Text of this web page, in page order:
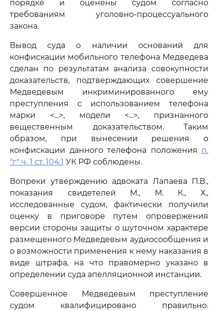
порядке и оценены судом согласно
требованиям уголовно-процессуального
закона.
Вывод суда о наличии оснований для
конфискации мобильного телефона Медведева
сделан по результатам анализа совокупности
доказательств, подтверждающих совершение
Медведевым инкриминированного ему
преступления с использованием телефона
марки <...>, модели <...>, признанного
вещественным доказательством. Таким
образом, при вынесении решения о
конфискации данного телефона положения п.
"г" ч. 1 ст. 104.1 УК РФ соблюдены.
Вопреки утверждению адвоката Лапаева П.В.,
показания свидетелей М., М. К., Х.,
исследованные судом, фактически получили
оценку в приговоре путем опровержения
версии стороны защиты о шуточном характере
размещенного Медведевым аудиосообщения и
о возможности применения к нему наказания в
виде штрафа, на что правомерно указано в
определении суда апелляционной инстанции.
Совершенное Медведевым преступление
судом квалифицировано правильно.